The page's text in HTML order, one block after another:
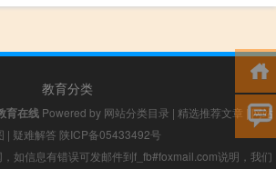
教育分类
育在线 Powered by 网站分类目录 | 精选推荐文章 |网站
| 疑难解答 陕ICP备05433492号
如信息有错误可发邮件到f_fb#foxmail.com说明，我们